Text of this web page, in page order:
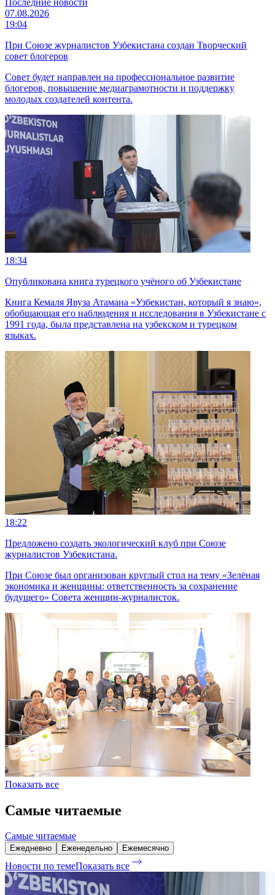
07.08.2026
19:04
При Союзе журналистов Узбекистана создан Творческий
совет блогеров
Совет будет направлен на профессиональное развитие
блогеров, повышение медиаграмотности и поддержку
молодых создателей контента.
18:34
Опубликована книга турецкого учёного об Узбекистане
Книга Кемаля Явуза Атамана «Узбекистан, который я знаю»,
обобщающая его наблюдения и исследования в Узбекистане с
1991 года, была представлена на узбекском и турецком
языках.
18:22
Предложено создать экологический клуб при Союзе
журналистов Узбекистана.
При Союзе был организован круглый стол на тему «Зелёная
экономика и женщины: ответственность за сохранение
будущего» Совета женщин-журналисток.
Показать все
Самые читаемые
Самые читаемые
Ежедневно Еженедельно Ежемесячно
Новости по темеПоказать все